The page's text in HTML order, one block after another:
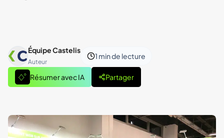
Équipe Castelis
Auteur
1 minde lecture
Résumer avec IA Partager